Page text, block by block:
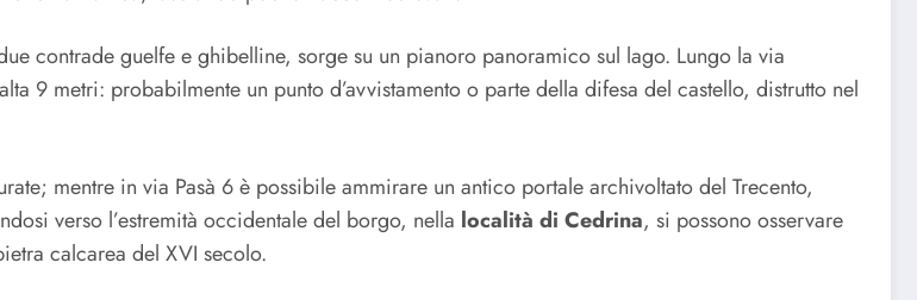
contrade guelfe e ghibelline, sorge su un pianoro panoramico sul lago. Lungo la via
9 metri: probabilmente un punto d’avvistamento o parte della difesa del castello, distrutto nel
mentre in via Pasà 6 è possibile ammirare un antico portale archivoltato del Trecento,
verso l’estremità occidentale del borgo, nella località di Cedrina, si possono osservare
calcarea del XVI secolo.